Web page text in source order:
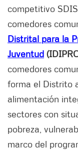
competitivo
comedores
Distrital para la
Juventud
comedores
forma el Distrito
alimentación
sectores con
pobreza,
marco del